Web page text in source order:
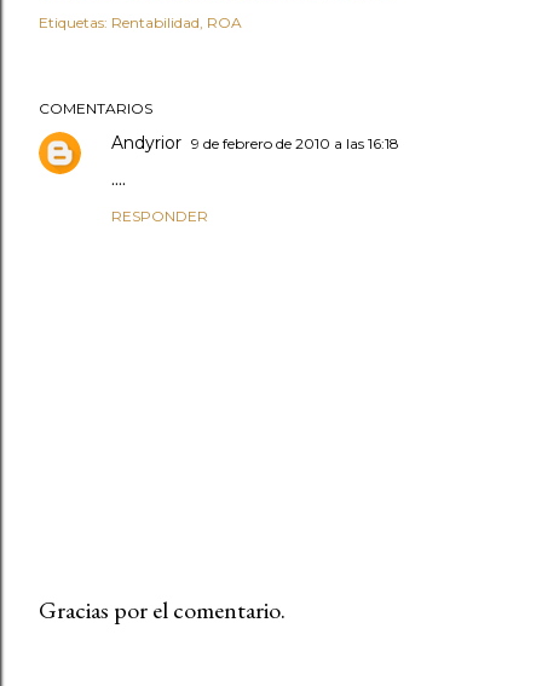
Etiquetas: Rentabilidad ROA
COMENTARIOS
Andyrior 9 de febrero de 2010 a las 16:18
....
RESPONDER
Gracias por el comentario.